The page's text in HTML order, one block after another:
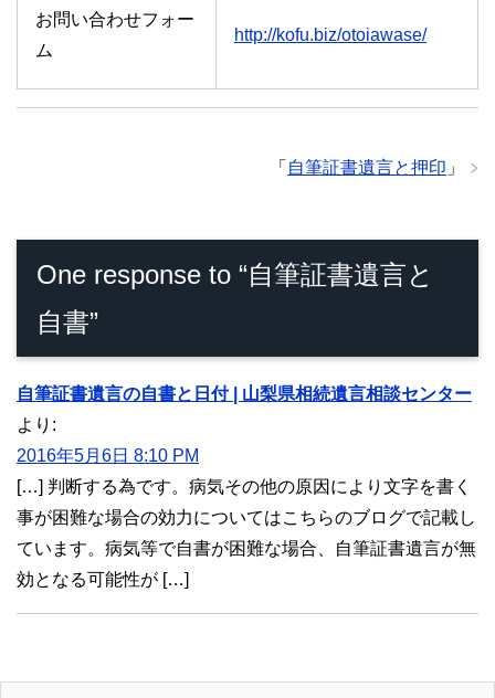
お問い合わせフォー
ム
http://kofu.biz/otoiawase/
「 自筆証書遺言と押印 」
One response to “自筆証書遺言と
自書”
自筆証書遺言の自書と日付 | 山梨県相続遺言相談センター
より:
2016年5月6日 8:10 PM
[…] 判断する為です。病気その他の原因により文字を書く
事が困難な場合の効力についてはこちらのブログで記載し
ています。病気等で自書が困難な場合、自筆証書遺言が無
効となる可能性が […]